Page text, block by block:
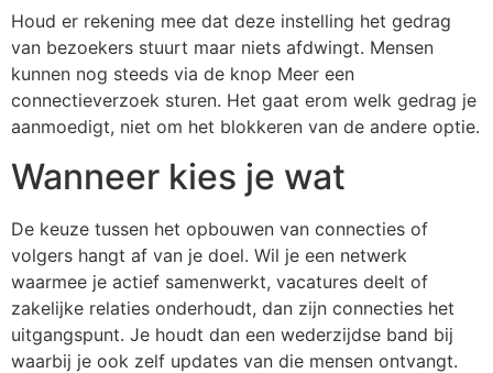
Houd er rekening mee dat deze instelling het gedrag
van bezoekers stuurt maar niets afdwingt. Mensen
kunnen nog steeds via de knop Meer een
connectieverzoek sturen. Het gaat erom welk gedrag je
aanmoedigt, niet om het blokkeren van de andere optie.
Wanneer kies je wat
De keuze tussen het opbouwen van connecties of
volgers hangt af van je doel. Wil je een netwerk
waarmee je actief samenwerkt, vacatures deelt of
zakelijke relaties onderhoudt, dan zijn connecties het
uitgangspunt. Je houdt dan een wederzijdse band bij
waarbij je ook zelf updates van die mensen ontvangt.